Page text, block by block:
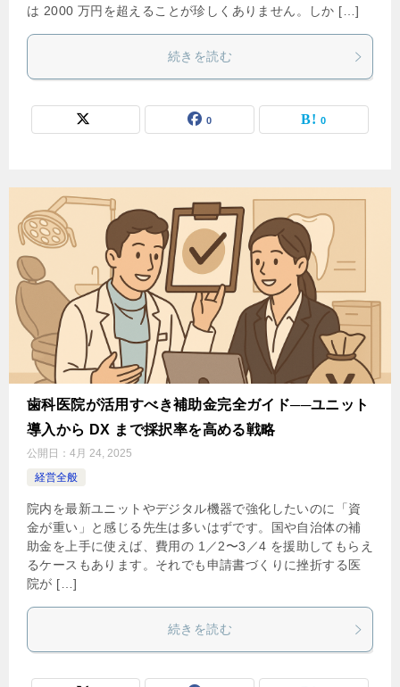
は 2000 万円を超えることが珍しくありません。しか […]
続きを読む
0 0
歯科医院が活用すべき補助金完全ガイド──ユニット
導入から DX まで採択率を高める戦略
公開日： 4月 24, 2025
経営全般
院内を最新ユニットやデジタル機器で強化したいのに「資
金が重い」と感じる先生は多いはずです。国や自治体の補
助金を上手に使えば、費用の 1／2〜3／4 を援助してもらえ
るケースもあります。それでも申請書づくりに挫折する医
院が […]
続きを読む